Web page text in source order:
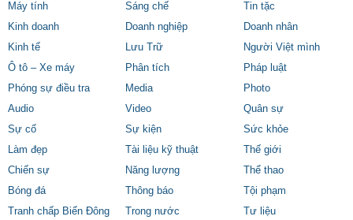
Máy tính
Sáng chế
Tin tặc
Kinh doanh
Doanh nghiệp
Doanh nhân
Kinh tế
Lưu Trữ
Người Việt mình
Ô tô – Xe máy
Phân tích
Pháp luật
Phóng sự điều tra
Media
Photo
Audio
Video
Quân sự
Sự cố
Sự kiện
Sức khỏe
Làm đẹp
Tài liệu kỹ thuật
Thế giới
Chiến sự
Năng lượng
Thể thao
Bóng đá
Thông báo
Tội phạm
Tranh chấp Biển Đông
Trong nước
Tư liệu